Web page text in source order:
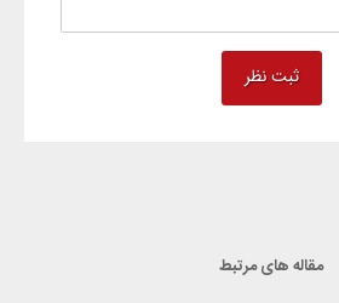
مقاله های مرتبط